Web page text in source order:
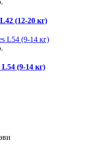
(12-20 кг)
(9-14 кг)